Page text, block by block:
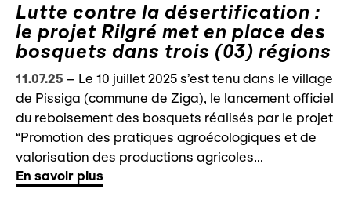
Lutte contre la désertification :
le projet Rilgré met en place des
bosquets dans trois (03) régions
11.07.25 – Le 10 juillet 2025 s’est tenu dans le village
de Pissiga (commune de Ziga), le lancement officiel
du reboisement des bosquets réalisés par le projet
“Promotion des pratiques agroécologiques et de
valorisation des productions agricoles...
En savoir plus